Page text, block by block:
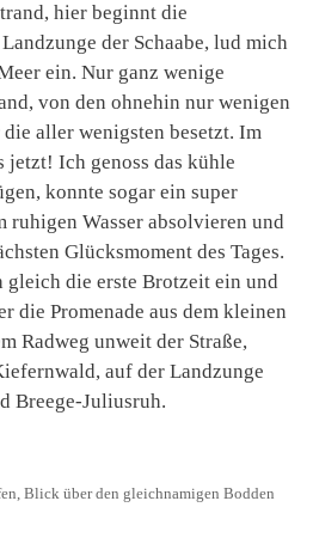
hier beginnt die
der Schaabe, lud mich
ein. Nur ganz wenige
von den ohnehin nur wenigen
aller wenigsten besetzt. Im
jetzt! Ich genoss das kühle
konnte sogar ein super
ruhigen Wasser absolvieren und
Glücksmoment des Tages.
gleich die erste Brotzeit ein und
die Promenade aus dem kleinen
Radweg unweit der Straße,
auf der Landzunge
Breege-Juliusruh.
Blick über den gleichnamigen Bodden